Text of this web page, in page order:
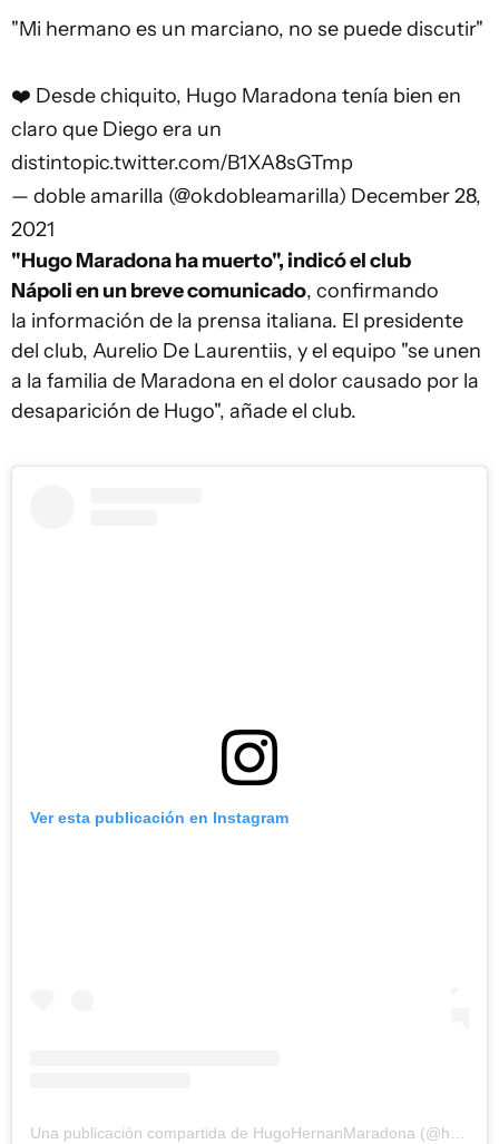
"Mi hermano es un marciano, no se puede discutir"
❤️ Desde chiquito, Hugo Maradona tenía bien en
claro que Diego era un
distintopic.twitter.com/B1XA8sGTmp
— doble amarilla (@okdobleamarilla) December 28,
2021
"Hugo Maradona ha muerto", indicó el club
Nápoli en un breve comunicado, confirmando
la información de la prensa italiana. El presidente
del club, Aurelio De Laurentiis, y el equipo "se unen
a la familia de Maradona en el dolor causado por la
desaparición de Hugo", añade el club.
Ver esta publicación en Instagram
Una publicación compartida de HugoHernanMaradona (@hugohernanmaradonaoficial)